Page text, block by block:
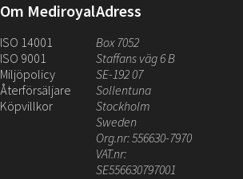
Om Mediroyal
ISO 14001
ISO 9001
Miljöpolicy
Återförsäljare
Köpvillkor
Adress
Box 7052
Staffans väg 6 B
SE-192 07
Sollentuna
Stockholm
Sweden
Org.nr: 556630-7970
VAT.nr:
SE556630797001